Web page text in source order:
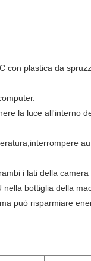
con plastica da
la luce all'interno
i lati della camera
bottiglia della
può risparmiare